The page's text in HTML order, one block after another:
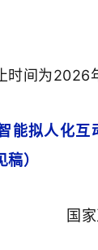
时间为2026
能拟人化互
）
国